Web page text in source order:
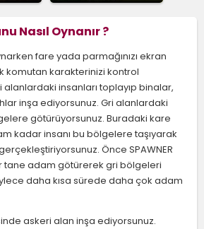
Nasıl Oynanır ?
fare yada parmağınızı ekran
komutan karakterinizi kontrol
insanları toplayıp binalar,
inşa ediyorsunuz. Gri alanlardaki
götürüyorsunuz. Buradaki kare
kadar insanı bu bölgelere taşıyarak
Önce SPAWNER
tane adam götürerek gri bölgeleri
daha kısa sürede daha çok adam
askeri alan inşa ediyorsunuz.